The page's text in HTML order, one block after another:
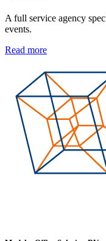
A full service agency
events.
Read more